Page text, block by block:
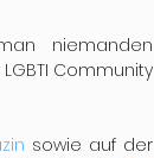
niemanden
Community
sowie auf der